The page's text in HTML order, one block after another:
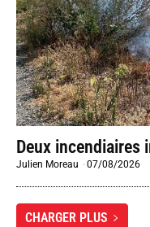
Deux incendiaires
Julien Moreau -07/08/2026
CHARGER PLUS